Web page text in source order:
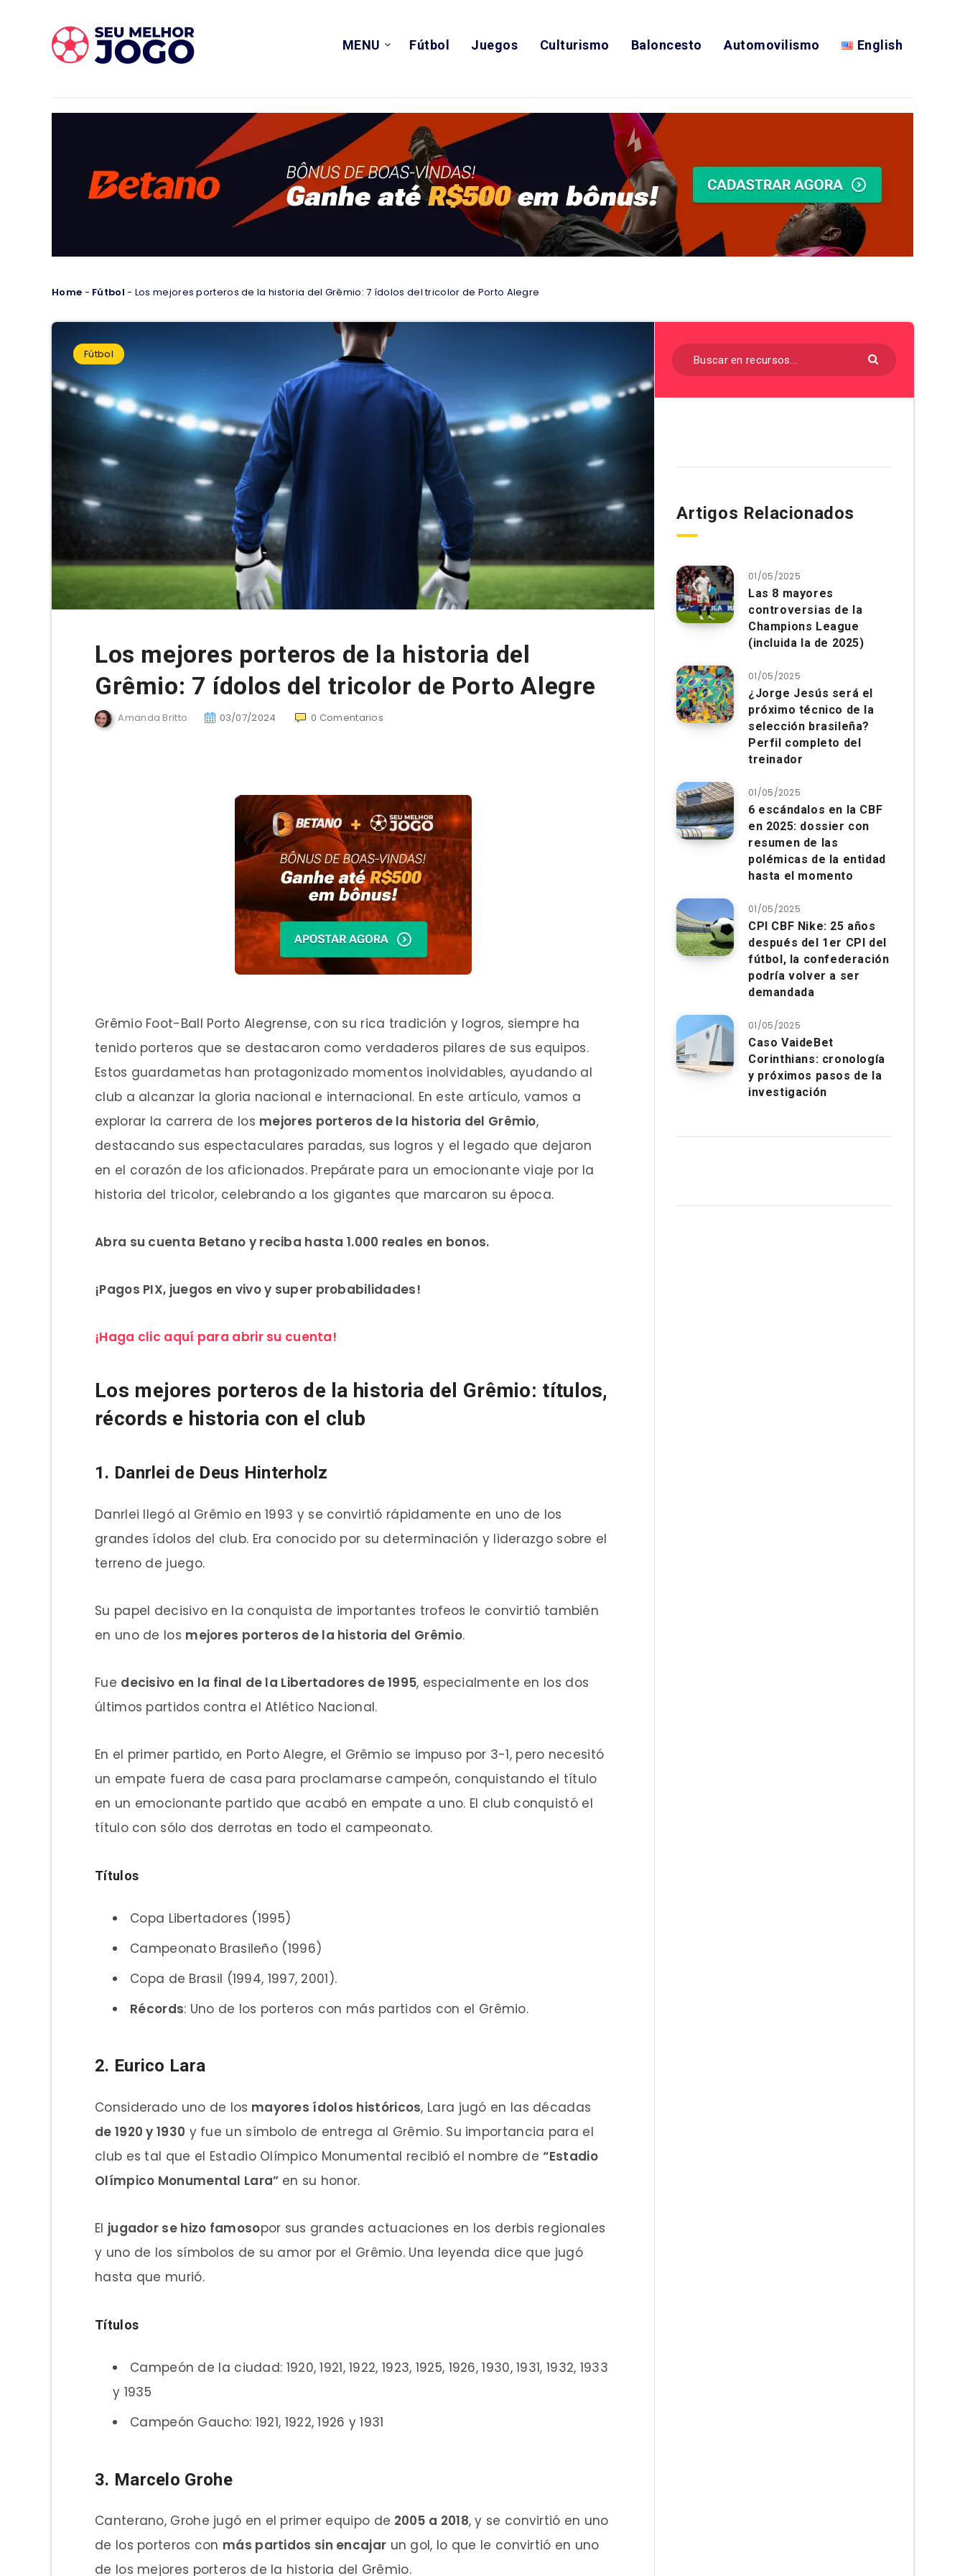
MENU Fútbol Juegos Culturismo Baloncesto Automovilismo English
Home - Fútbol - Los mejores porteros de la historia del Grêmio: 7 ídolos del tricolor de Porto Alegre
Fútbol
Los mejores porteros de la historia del
Grêmio: 7 ídolos del tricolor de Porto Alegre
Amanda Britto 03/07/2024 0 Comentarios
Grêmio Foot-Ball Porto Alegrense, con su rica tradición y logros, siempre ha
tenido porteros que se destacaron como verdaderos pilares de sus equipos.
Estos guardametas han protagonizado momentos inolvidables, ayudando al
club a alcanzar la gloria nacional e internacional. En este artículo, vamos a
explorar la carrera de los mejores porteros de la historia del Grêmio,
destacando sus espectaculares paradas, sus logros y el legado que dejaron
en el corazón de los aficionados. Prepárate para un emocionante viaje por la
historia del tricolor, celebrando a los gigantes que marcaron su época.
Abra su cuenta Betano y reciba hasta 1.000 reales en bonos.
¡Pagos PIX, juegos en vivo y super probabilidades!
¡Haga clic aquí para abrir su cuenta!
Los mejores porteros de la historia del Grêmio: títulos,
récords e historia con el club
1. Danrlei de Deus Hinterholz
Danrlei llegó al Grêmio en 1993 y se convirtió rápidamente en uno de los
grandes ídolos del club. Era conocido por su determinación y liderazgo sobre el
terreno de juego.
Su papel decisivo en la conquista de importantes trofeos le convirtió también
en uno de los mejores porteros de la historia del Grêmio.
Fue decisivo en la final de la Libertadores de 1995, especialmente en los dos
últimos partidos contra el Atlético Nacional.
En el primer partido, en Porto Alegre, el Grêmio se impuso por 3-1, pero necesitó
un empate fuera de casa para proclamarse campeón, conquistando el título
en un emocionante partido que acabó en empate a uno. El club conquistó el
título con sólo dos derrotas en todo el campeonato.
Títulos
Copa Libertadores (1995)
Campeonato Brasileño (1996)
Copa de Brasil (1994, 1997, 2001).
Récords: Uno de los porteros con más partidos con el Grêmio.
2. Eurico Lara
Considerado uno de los mayores ídolos históricos, Lara jugó en las décadas
de 1920 y 1930 y fue un símbolo de entrega al Grêmio. Su importancia para el
club es tal que el Estadio Olímpico Monumental recibió el nombre de“Estadio
Olímpico Monumental Lara” en su honor.
El jugador se hizo famosopor sus grandes actuaciones en los derbis regionales
y uno de los símbolos de su amor por el Grêmio. Una leyenda dice que jugó
hasta que murió.
Títulos
Campeón de la ciudad: 1920, 1921, 1922, 1923, 1925, 1926, 1930, 1931, 1932, 1933
y 1935
Campeón Gaucho: 1921, 1922, 1926 y 1931
3. Marcelo Grohe
Canterano, Grohe jugó en el primer equipo de 2005 a 2018, y se convirtió en uno
de los porteros con más partidos sin encajar un gol, lo que le convirtió en uno
de los mejores porteros de la historia del Grêmio.
Artigos Relacionados
01/05/2025
Las 8 mayores
controversias de la
Champions League
(incluida la de 2025)
01/05/2025
¿Jorge Jesús será el
próximo técnico de la
selección brasileña?
Perfil completo del
treinador
01/05/2025
6 escándalos en la CBF
en 2025: dossier con
resumen de las
polémicas de la entidad
hasta el momento
01/05/2025
CPI CBF Nike: 25 años
después del 1er CPI del
fútbol, ​​la confederación
podría volver a ser
demandada
01/05/2025
Caso VaideBet
Corinthians: cronología
y próximos pasos de la
investigación